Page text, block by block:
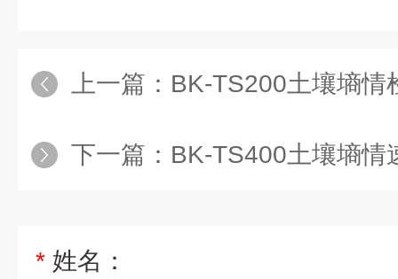
上一篇： BK-TS200土壤墒情
下一篇： BK-TS400土壤墒情
* 姓名：